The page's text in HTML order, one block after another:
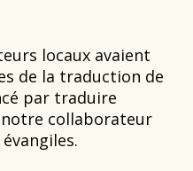
locaux avaient
de la traduction de
par traduire
notre collaborateur